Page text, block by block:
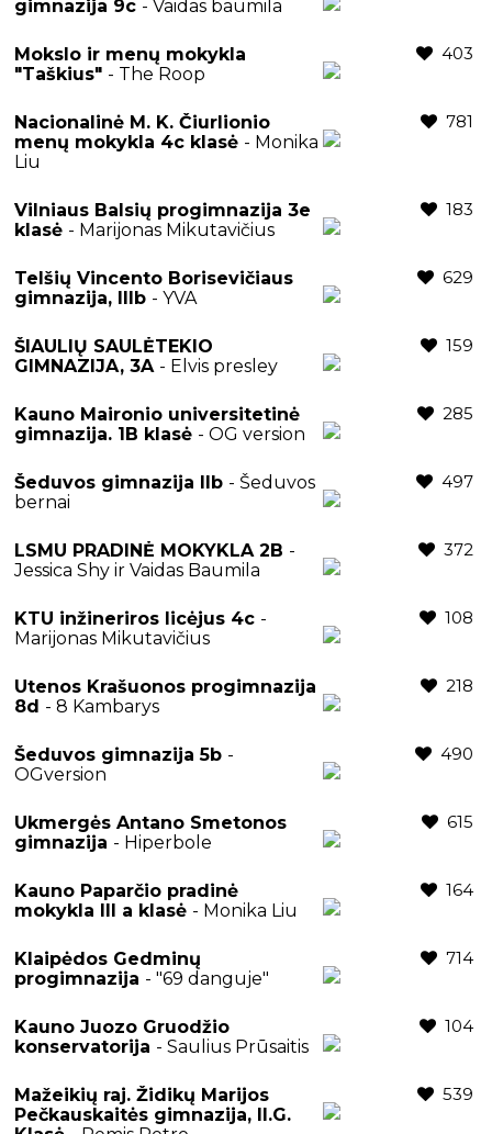
gimnazija 9c - Vaidas baumila
Mokslo ir menų mokykla
"Taškius" - The Roop
403
Nacionalinė M. K. Čiurlionio
menų mokykla 4c klasė - Monika
Liu
781
Vilniaus Balsių progimnazija 3e
klasė - Marijonas Mikutavičius
183
Telšių Vincento Borisevičiaus
gimnazija, IIIb - YVA
629
ŠIAULIŲ SAULĖTEKIO
GIMNAZIJA, 3A - Elvis presley
159
Kauno Maironio universitetinė
gimnazija. 1B klasė - OG version
285
Šeduvos gimnazija IIb - Šeduvos
bernai
497
LSMU PRADINĖ MOKYKLA 2B -
Jessica Shy ir Vaidas Baumila
372
KTU inžineriros licėjus 4c -
Marijonas Mikutavičius
108
Utenos Krašuonos progimnazija
8d - 8 Kambarys
218
Šeduvos gimnazija 5b -
OGversion
490
Ukmergės Antano Smetonos
gimnazija - Hiperbole
615
Kauno Paparčio pradinė
mokykla III a klasė - Monika Liu
164
Klaipėdos Gedminų
progimnazija - "69 danguje"
714
Kauno Juozo Gruodžio
konservatorija - Saulius Prūsaitis
104
Mažeikių raj. Židikų Marijos
Pečkauskaitės gimnazija, II.G.
539